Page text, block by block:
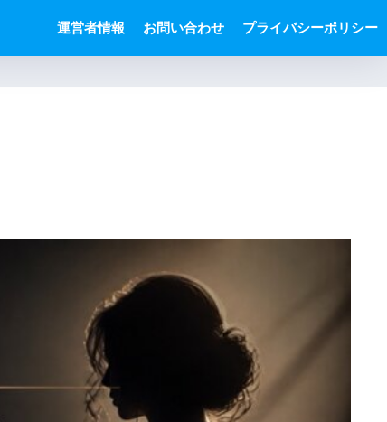
運営者情報 お問い合わせ プライバシーポリシー